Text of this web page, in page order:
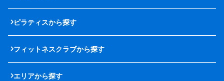
ピラティスから探す
フィットネスクラブから探す
エリアから探す